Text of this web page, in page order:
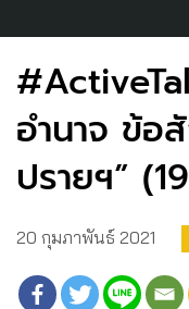
อำนาจ​ ข้อ
ปรายฯ”
20 กุมภาพันธ์ 2021